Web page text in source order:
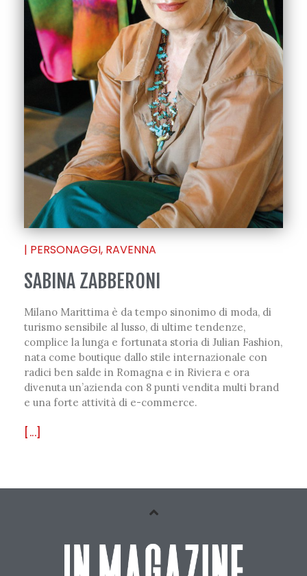
| PERSONAGGI, RAVENNA
SABINA ZABBERONI
Milano Marittima è da tempo sinonimo di moda, di
turismo sensibile al lusso, di ultime tendenze,
complice la lunga e fortunata storia di Julian Fashion,
nata come boutique dallo stile internazionale con
radici ben salde in Romagna e in Riviera e ora
divenuta un’azienda con 8 punti vendita multi brand
e una forte attività di e-commerce.
[...]